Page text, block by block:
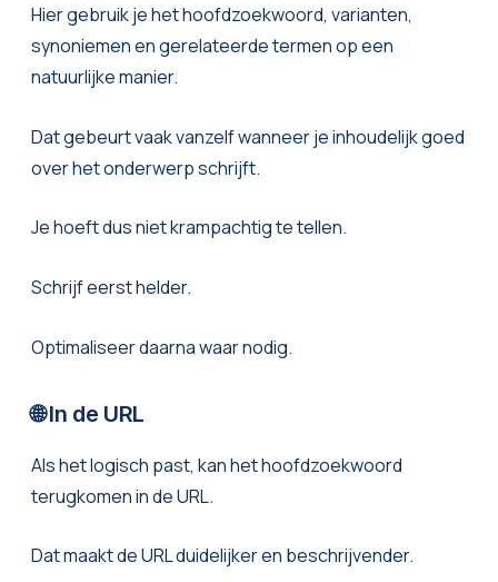
Hier gebruik je het hoofdzoekwoord, varianten,
synoniemen en gerelateerde termen op een
natuurlijke manier.
Dat gebeurt vaak vanzelf wanneer je inhoudelijk goed
over het onderwerp schrijft.
Je hoeft dus niet krampachtig te tellen.
Schrijf eerst helder.
Optimaliseer daarna waar nodig.
🌐 In de URL
Als het logisch past, kan het hoofdzoekwoord
terugkomen in de URL.
Dat maakt de URL duidelijker en beschrijvender.